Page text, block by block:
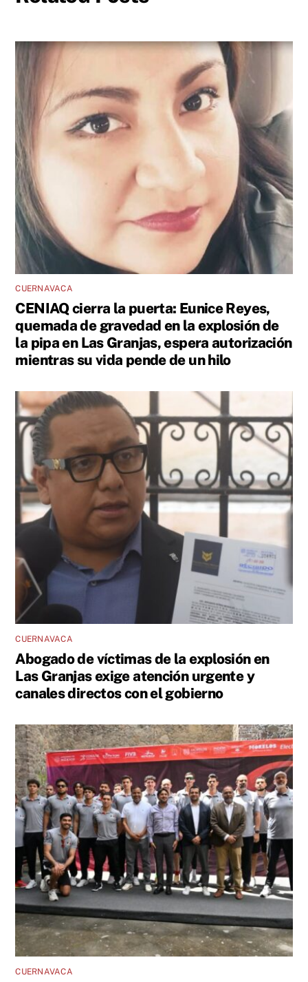
CUERNAVACA
CENIAQ cierra la puerta: Eunice Reyes,
quemada de gravedad en la explosión de
la pipa en Las Granjas, espera autorización
mientras su vida pende de un hilo
CUERNAVACA
Abogado de víctimas de la explosión en
Las Granjas exige atención urgente y
canales directos con el gobierno
CUERNAVACA